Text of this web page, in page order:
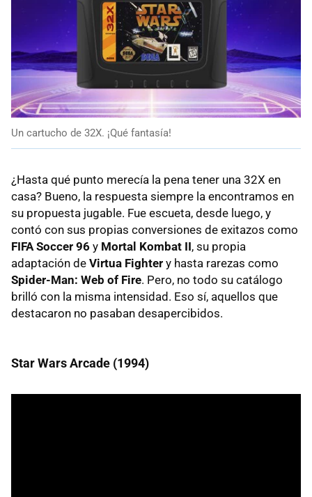
Un cartucho de 32X. ¡Qué fantasía!
¿Hasta qué punto merecía la pena tener una 32X en
casa? Bueno, la respuesta siempre la encontramos en
su propuesta jugable. Fue escueta, desde luego, y
contó con sus propias conversiones de exitazos como
FIFA Soccer 96 y Mortal Kombat II, su propia
adaptación de Virtua Fighter y hasta rarezas como
Spider-Man: Web of Fire. Pero, no todo su catálogo
brilló con la misma intensidad. Eso sí, aquellos que
destacaron no pasaban desapercibidos.
Star Wars Arcade (1994)